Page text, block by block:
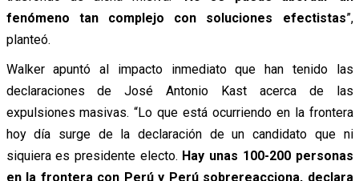
fenómeno tan complejo con soluciones efectistas”,
planteó.
Walker apuntó al impacto inmediato que han tenido las
declaraciones de José Antonio Kast acerca de las
expulsiones masivas. “Lo que está ocurriendo en la frontera
hoy día surge de la declaración de un candidato que ni
siquiera es presidente electo. Hay unas 100-200 personas
en la frontera con Perú y Perú sobrereacciona, declara